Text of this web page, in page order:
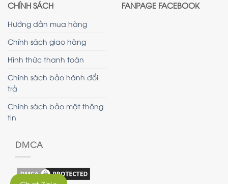
CHÍNH SÁCH
Hướng dẫn mua hàng
Chính sách giao hàng
Hình thức thanh toán
Chính sách bảo hành đổi
trả
Chính sách bảo mật thông
tin
DMCA
FANPAGE FACEBOOK